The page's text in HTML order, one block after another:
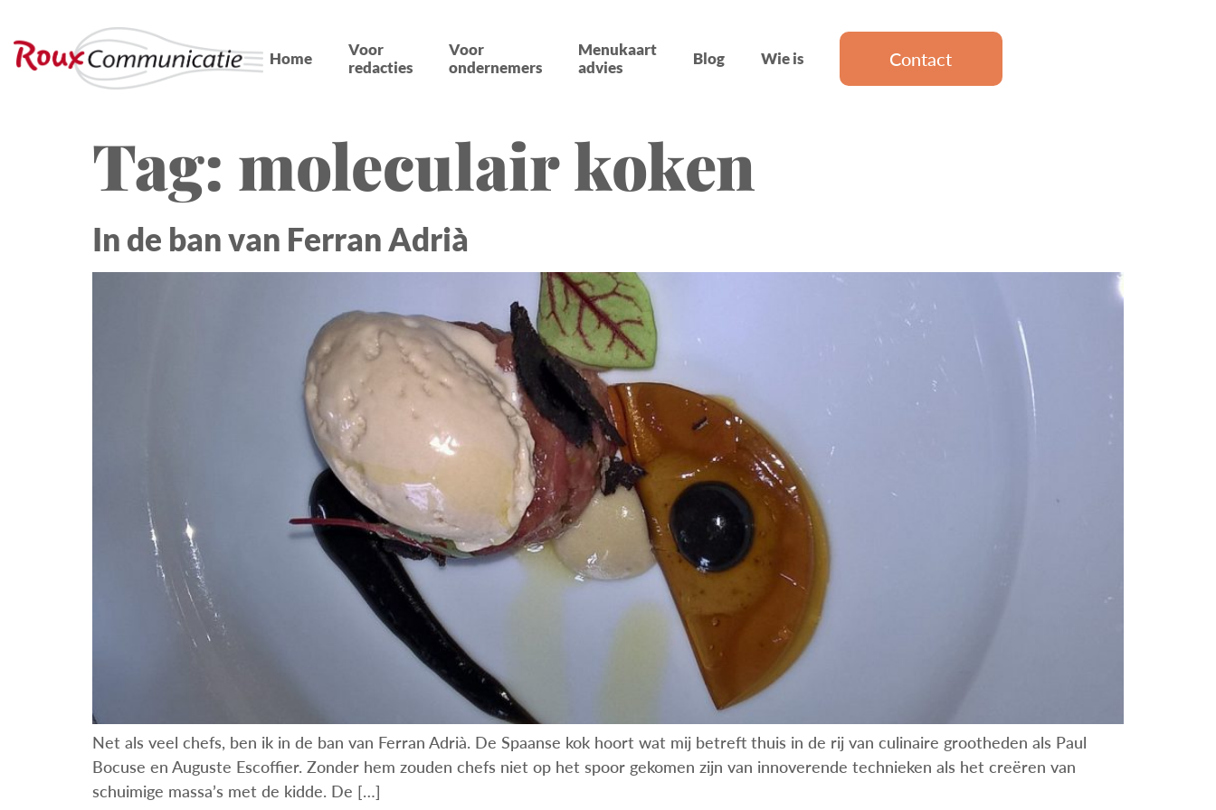
Home
Voor
redacties
Voor
ondernemers
Menukaart
advies
Blog Wie is Contact
Tag: moleculair koken
In de ban van Ferran Adrià
Net als veel chefs, ben ik in de ban van Ferran Adrià. De Spaanse kok hoort wat mij betreft thuis in de rij van culinaire grootheden als Paul
Bocuse en Auguste Escoffier. Zonder hem zouden chefs niet op het spoor gekomen zijn van innoverende technieken als het creëren van
schuimige massa’s met de kidde. De […]